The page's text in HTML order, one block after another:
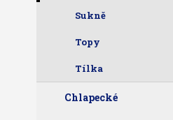
Sukně
Topy
Tílka
Chlapecké